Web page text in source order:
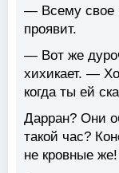
— Всему свое
проявит.
— Вот же
хихикает. —
когда ты ей
Дарран? Они
такой час?
не кровные